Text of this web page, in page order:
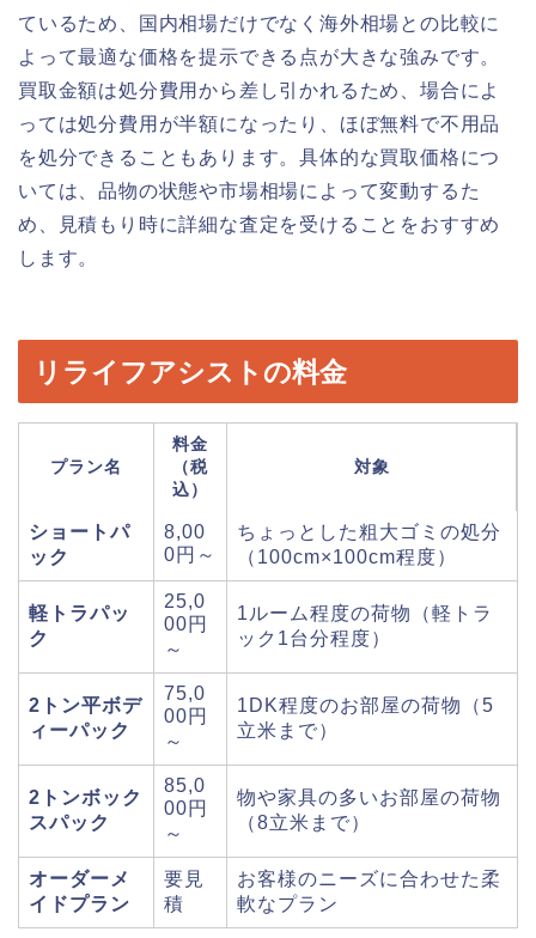
ているため、国内相場だけでなく海外相場との比較に
よって最適な価格を提示できる点が大きな強みです。
買取金額は処分費用から差し引かれるため、場合によ
っては処分費用が半額になったり、ほぼ無料で不用品
を処分できることもあります。具体的な買取価格につ
いては、品物の状態や市場相場によって変動するた
め、見積もり時に詳細な査定を受けることをおすすめ
します。
リライフアシストの料金
プラン名
料金
（税
込）
対象
ショートパ
ック
8,00
0円～
ちょっとした粗大ゴミの処分
（100cm×100cm程度）
軽トラパッ
ク
25,0
00円
～
1ルーム程度の荷物（軽トラ
ック1台分程度）
2トン平ボデ
ィーパック
75,0
00円
～
1DK程度のお部屋の荷物（5
立米まで）
2トンボック
スパック
85,0
00円
～
物や家具の多いお部屋の荷物
（8立米まで）
オーダーメ
イドプラン
要見
積
お客様のニーズに合わせた柔
軟なプラン